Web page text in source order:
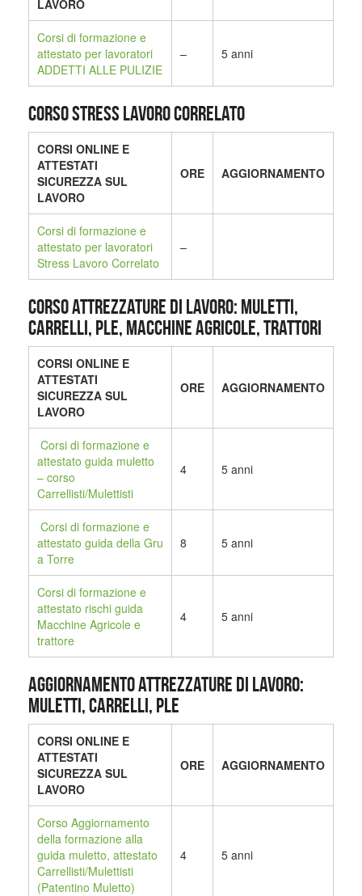
LAVORO
Corsi di formazione e
attestato per lavoratori
ADDETTI ALLE PULIZIE
– 5 anni
CORSO STRESS LAVORO CORRELATO
CORSI ONLINE E
ATTESTATI
SICUREZZA SUL
LAVORO
ORE AGGIORNAMENTO
Corsi di formazione e
attestato per lavoratori
Stress Lavoro Correlato
–
CORSO ATTREZZATURE DI LAVORO: MULETTI,
CARRELLI, PLE, MACCHINE AGRICOLE, TRATTORI
CORSI ONLINE E
ATTESTATI
SICUREZZA SUL
LAVORO
ORE AGGIORNAMENTO
Corsi di formazione e
attestato guida muletto
– corso
Carrellisti/Mulettisti
4 5 anni
Corsi di formazione e
attestato guida della Gru
a Torre
8 5 anni
Corsi di formazione e
attestato rischi guida
Macchine Agricole e
trattore
4 5 anni
AGGIORNAMENTO ATTREZZATURE DI LAVORO:
MULETTI, CARRELLI, PLE
CORSI ONLINE E
ATTESTATI
SICUREZZA SUL
LAVORO
ORE AGGIORNAMENTO
Corso Aggiornamento
della formazione alla
guida muletto, attestato
Carrellisti/Mulettisti
(Patentino Muletto)
4 5 anni